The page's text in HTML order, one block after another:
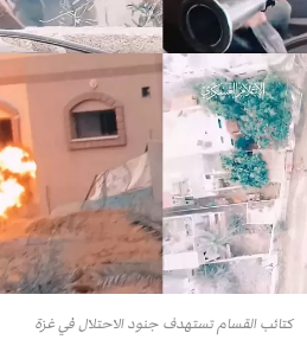
كتائب القسام تستهدف جنود الاحتلال في غزة